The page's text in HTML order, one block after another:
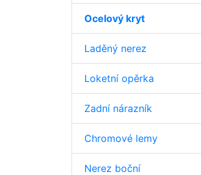
Ocelový kryt
Laděný nerez
Loketní opěrka
Zadní nárazník
Chromové lemy
Nerez boční